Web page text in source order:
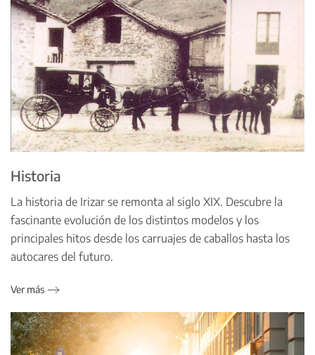
Historia
La historia de Irizar se remonta al siglo XIX. Descubre la
fascinante evolución de los distintos modelos y los
principales hitos desde los carruajes de caballos hasta los
autocares del futuro.
Ver más